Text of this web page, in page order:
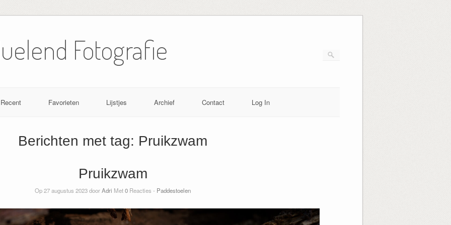
Fotografie
Recent Favorieten Lijstjes Archief Contact Log In
Berichten met tag: Pruikzwam
Pruikzwam
Op 27 augustus 2023 doorAdri Met0 Reacties - Paddestoelen